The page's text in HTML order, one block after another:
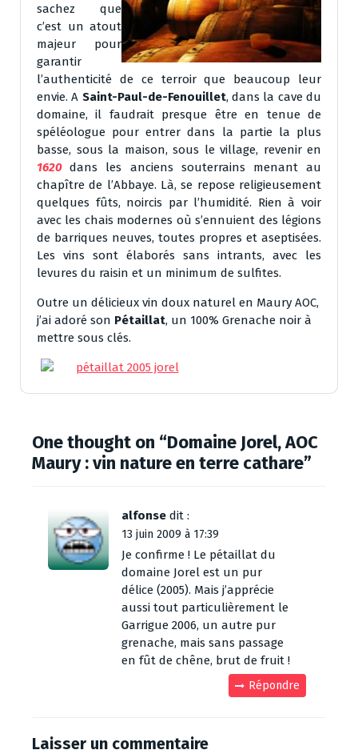
sachez que
c’est un atout
majeur pour
garantir
l’authenticité de ce terroir que beaucoup leur
envie. A Saint-Paul-de-Fenouillet, dans la cave du
domaine, il faudrait presque être en tenue de
spéléologue pour entrer dans la partie la plus
basse, sous la maison, sous le village, revenir en
1620dans les anciens souterrains menant au
chapître de l’Abbaye. Là, se repose religieusement
quelques fûts, noircis par l’humidité. Rien à voir
avec les chais modernes où s’ennuient des légions
de barriques neuves, toutes propres et aseptisées.
Les vins sont élaborés sans intrants, avec les
levures du raisin et un minimum de sulfites.
Outre un délicieux vin doux naturel en Maury AOC,
j’ai adoré son Pétaillat, un 100% Grenache noir à
mettre sous clés.
One thought on “Domaine Jorel, AOC
Maury : vin nature en terre cathare”
alfonse dit :
13 juin 2009 à 17:39
Je confirme ! Le pétaillat du
domaine Jorel est un pur
délice (2005). Mais j’apprécie
aussi tout particulièrement le
Garrigue 2006, un autre pur
grenache, mais sans passage
en fût de chêne, brut de fruit !
Répondre
Laisser un commentaire